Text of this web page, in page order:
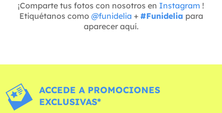
¡Comparte tus fotos con nosotros en Instagram !
Etiquétanos como @funidelia + #Funidelia para
aparecer aquí.
ACCEDE A PROMOCIONES
EXCLUSIVAS*